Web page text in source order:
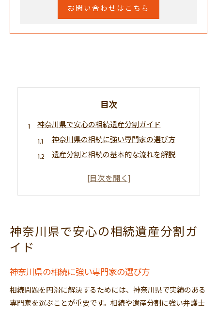
お問い合わせはこちら
目次
神奈川県で安心の相続遺産分割ガイド
神奈川県の相続に強い専門家の選び方
遺産分割と相続の基本的な流れを解説
遺産相続の無料相談を活用する方法
相続に必要な準備と手続きの基礎知識
相続人の範囲と遺言書作成の重要性
相続登記や財産調査の進め方を学ぶ
遺産分割トラブルを避けるコツとは
神奈川県で安心の相続遺産分割ガ
イド
神奈川県の相続に強い専門家の選び方
相続問題を円滑に解決するためには、神奈川県で実績のある
専門家を選ぶことが重要です。相続や遺産分割に強い弁護士